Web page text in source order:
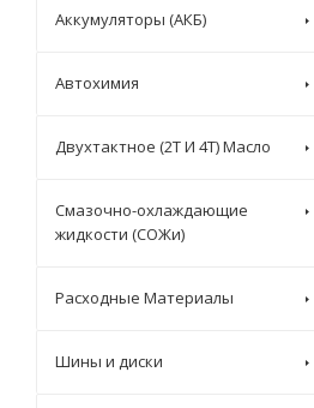
Аккумуляторы (АКБ)
Автохимия
Двухтактное (2T И 4T) Масло
Смазочно-охлаждающие
жидкости (СОЖи)
Расходные Материалы
Шины и диски